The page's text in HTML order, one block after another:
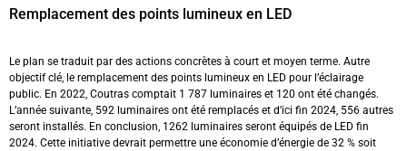
Remplacement des points lumineux en LED
Le plan se traduit par des actions concrètes à court et moyen terme. Autre
objectif clé, le remplacement des points lumineux en LED pour l’éclairage
public. En 2022, Coutras comptait 1 787 luminaires et 120 ont été changés.
L’année suivante, 592 luminaires ont été remplacés et d’ici fin 2024, 556 autres
seront installés. En conclusion, 1262 luminaires seront équipés de LED fin
2024. Cette initiative devrait permettre une économie d’énergie de 32 % soit